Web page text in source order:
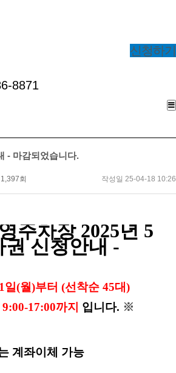
신청하기
8871
- 마감되었습니다.
회 작성일 25-04-18 10:26
주차장2025년 5
신청안내 -
일(월)부터 (선착순 45대)
17:00까지 입니다. ※
계좌이체 가능